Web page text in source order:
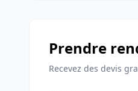
Prendre
Recevez des devis